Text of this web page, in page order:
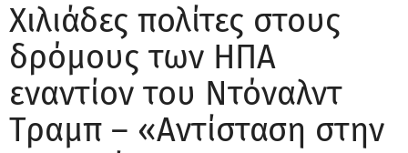
Χιλιάδες πολίτες στους
δρόμους των ΗΠΑ
εναντίον του Ντόναλντ
Τραμπ – «Αντίσταση στην